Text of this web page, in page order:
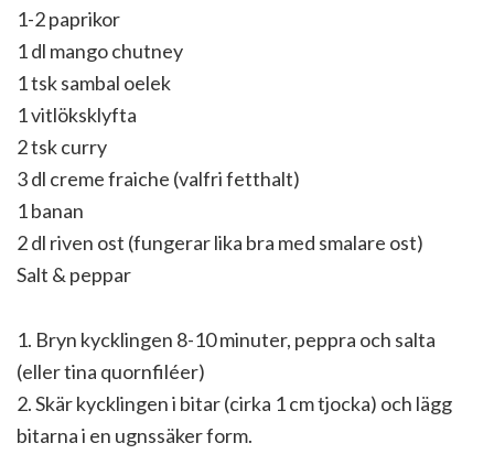
1-2 paprikor
1 dl mango chutney
1 tsk sambal oelek
1 vitlöksklyfta
2 tsk curry
3 dl creme fraiche (valfri fetthalt)
1 banan
2 dl riven ost (fungerar lika bra med smalare ost)
Salt & peppar
1. Bryn kycklingen 8-10 minuter, peppra och salta
(eller tina quornfiléer)
2. Skär kycklingen i bitar (cirka 1 cm tjocka) och lägg
bitarna i en ugnssäker form.